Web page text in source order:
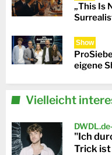
„This Is
Show
eigene
Vielleicht
"Ich
Trick